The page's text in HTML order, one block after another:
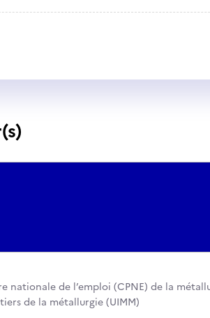
nationale de l’emploi (CPNE) de la
de la métallurgie (UIMM)